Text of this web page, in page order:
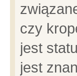
czy
jest
jest